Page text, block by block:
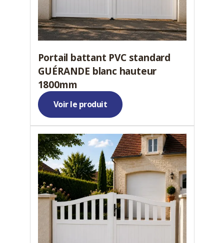
Portail battant PVC standard
GUÉRANDE blanc hauteur
1800mm
Voir le produit